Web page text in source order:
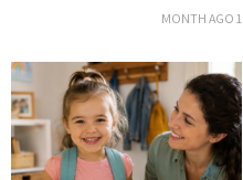
1 MONTH AGO